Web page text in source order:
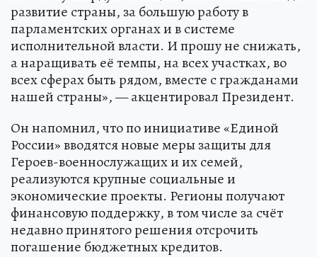
развитие страны, за большую работу в
парламентских органах и в системе
исполнительной власти. И прошу не снижать,
а наращивать её темпы, на всех участках, во
всех сферах быть рядом, вместе с гражданами
нашей страны», — акцентировал Президент.
Он напомнил, что по инициативе «Единой
России» вводятся новые меры защиты для
Героев-военнослужащих и их семей,
реализуются крупные социальные и
экономические проекты. Регионы получают
финансовую поддержку, в том числе за счёт
недавно принятого решения отсрочить
погашение бюджетных кредитов.